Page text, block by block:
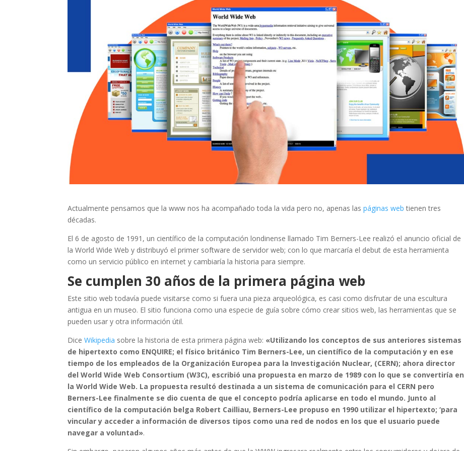
Actualmente pensamos que la www nos ha acompañado toda la vida pero no, apenas laspáginas web tienen tres
décadas.
El 6 de agosto de 1991, un científico de la computación londinense llamado Tim Berners-Lee realizó el anuncio oficial de
la World Wide Web y distribuyó el primer software de servidor web; con lo que marcaría el debut de esta herramienta
como un servicio público en internet y cambiaría la historia para siempre.
Se cumplen 30 años de la primera página web
Este sitio web todavía puede visitarse como si fuera una pieza arqueológica, es casi como disfrutar de una escultura
antigua en un museo. El sitio funciona como una especie de guía sobre cómo crear sitios web, las herramientas que se
pueden usar y otra información útil.
DiceWikipedia sobre la historia de esta primera página web: «Utilizando los conceptos de sus anteriores sistemas
de hipertexto como ENQUIRE; el físico británico Tim Berners-Lee, un científico de la computación y en ese
tiempo de los empleados de la Organización Europea para la Investigación Nuclear, (CERN); ahora director
del World Wide Web Consortium (W3C), escribió una propuesta en marzo de 1989 con lo que se convertiría en
la World Wide Web.​ La propuesta resultó destinada a un sistema de comunicación para el CERN pero
Berners-Lee finalmente se dio cuenta de que el concepto podría aplicarse en todo el mundo. Junto al
científico de la computación belga Robert Cailliau, Berners-Lee propuso en 1990 utilizar el hipertexto; ‘para
vincular y acceder a información de diversos tipos como una red de nodos en los que el usuario puede
navegar a voluntad».